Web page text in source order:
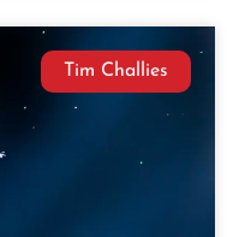
Tim Challies